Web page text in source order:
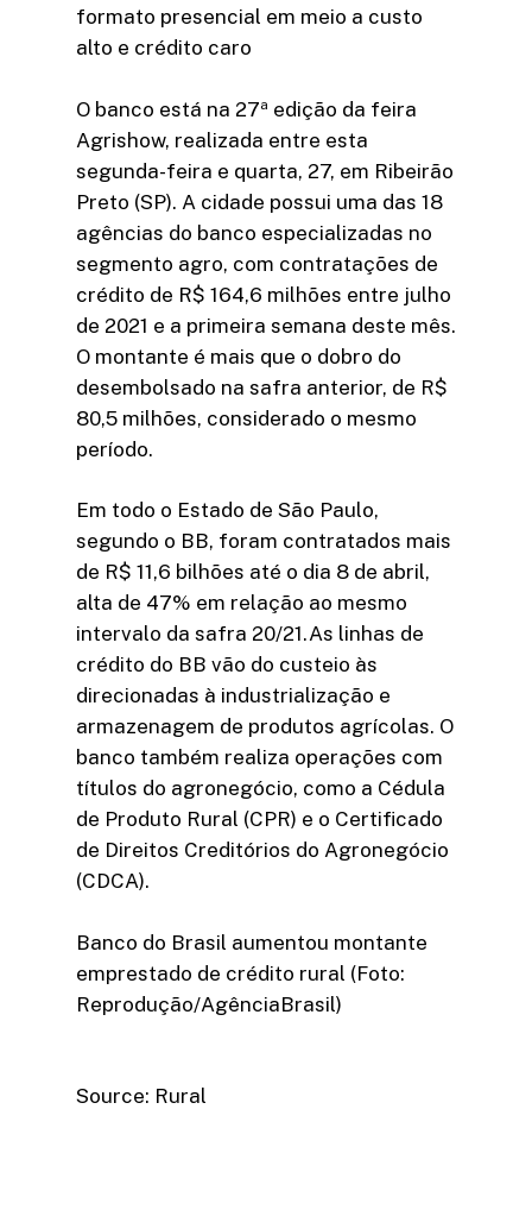
formato presencial em meio a custo
alto e crédito caro
O banco está na 27ª edição da feira
Agrishow, realizada entre esta
segunda-feira e quarta, 27, em Ribeirão
Preto (SP). A cidade possui uma das 18
agências do banco especializadas no
segmento agro, com contratações de
crédito de R$ 164,6 milhões entre julho
de 2021 e a primeira semana deste mês.
O montante é mais que o dobro do
desembolsado na safra anterior, de R$
80,5 milhões, considerado o mesmo
período.
Em todo o Estado de São Paulo,
segundo o BB, foram contratados mais
de R$ 11,6 bilhões até o dia 8 de abril,
alta de 47% em relação ao mesmo
intervalo da safra 20/21.As linhas de
crédito do BB vão do custeio às
direcionadas à industrialização e
armazenagem de produtos agrícolas. O
banco também realiza operações com
títulos do agronegócio, como a Cédula
de Produto Rural (CPR) e o Certificado
de Direitos Creditórios do Agronegócio
(CDCA).
Banco do Brasil aumentou montante
emprestado de crédito rural (Foto:
Reprodução/AgênciaBrasil)
Source: Rural